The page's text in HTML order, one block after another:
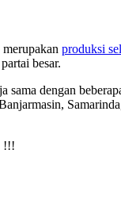
produksi
besar.
dengan
!!!